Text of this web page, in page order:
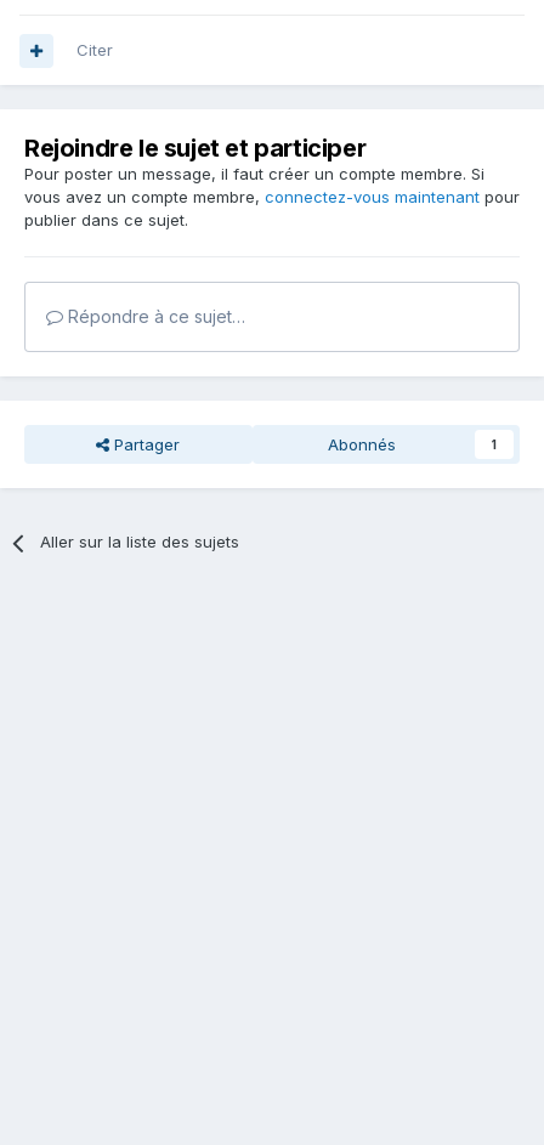
Citer
Rejoindre le sujet et participer
Pour poster un message, il faut créer un compte membre. Si
vous avez un compte membre, connectez-vous maintenant pour
publier dans ce sujet.
Répondre à ce sujet…
Partager Abonnés 1
Aller sur la liste des sujets